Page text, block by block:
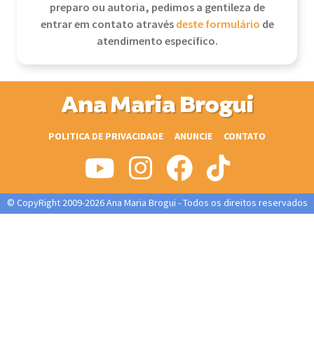
preparo ou autoria, pedimos a gentileza de
entrar em contato atravésdeste formulário de
atendimento específico.
Ana Maria Brogui
POLITICA DE PRIVACIDADE ANUNCIE CONTATO
© CopyRight 2009-2026 Ana Maria Brogui - Todos os direitos reservados